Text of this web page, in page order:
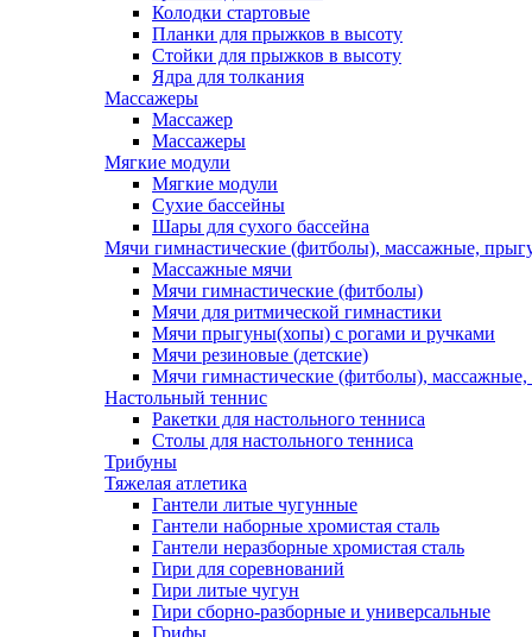
Колодки стартовые
Планки для прыжков в высоту
Стойки для прыжков в высоту
Ядра для толкания
Массажеры
Массажер
Массажеры
Мягкие модули
Мягкие модули
Сухие бассейны
Шары для сухого бассейна
Мячи гимнастические (фитболы), массажные,
Массажные мячи
Мячи гимнастические (фитболы)
Мячи для ритмической гимнастики
Мячи прыгуны(хопы) с рогами и ручками
Мячи резиновые (детские)
Мячи гимнастические (фитболы),
Настольный теннис
Ракетки для настольного тенниса
Столы для настольного тенниса
Трибуны
Тяжелая атлетика
Гантели литые чугунные
Гантели наборные хромистая сталь
Гантели неразборные хромистая сталь
Гири для соревнований
Гири литые чугун
Гири сборно-разборные и универсальные
Грифы